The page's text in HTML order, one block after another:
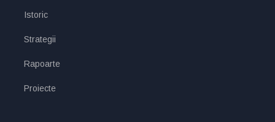
Istoric
Strategii
Rapoarte
Proiecte